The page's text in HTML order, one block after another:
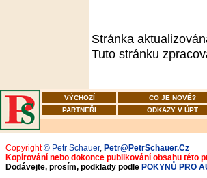
Stránka
Tuto stránku
VÝCHOZÍ CO JE NOVÉ?
PARTNEŘI
ODKAZY V ÚPT
Copyright© Petr Schauer, Petr@PetrSchauer.Cz
Kopírování nebo dokonce publikování obsahu této
Dodávejte, prosím, podklady podle POKYNŮ PRO